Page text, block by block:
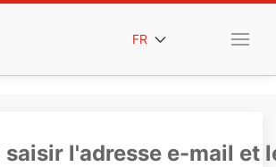
FR
l'adresse e-mail et